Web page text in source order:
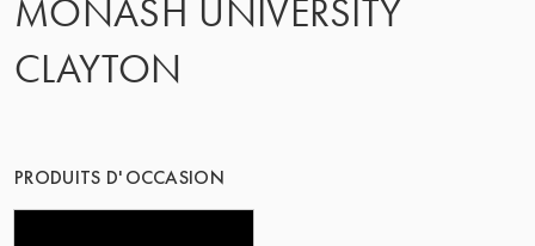
MONASH UNIVERSITY
CLAYTON
PRODUITS D'OCCASION